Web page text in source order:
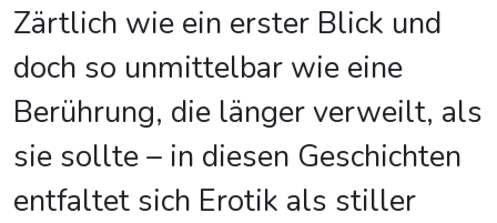
Zärtlich wie ein erster Blick und
doch so unmittelbar wie eine
Berührung, die länger verweilt, als
sie sollte – in diesen Geschichten
entfaltet sich Erotik als stiller